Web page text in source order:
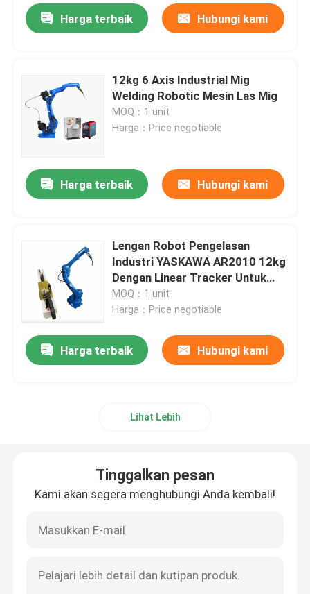
Rumah
Video
Tentang kami
Tur Pabrik
Berita
Harga terbaik Hubungi kami
12kg 6 Axis Industrial Mig
Welding Robotic Mesin Las Mig
MOQ：1 unit
Harga：Price negotiable
Harga terbaik Hubungi kami
Lengan Robot Pengelasan
Industri YASKAWA AR2010 12kg
Dengan Linear Tracker Untuk
ARC Welder
MOQ：1 unit
Harga：Price negotiable
Harga terbaik Hubungi kami
Lihat Lebih
Tinggalkan pesan
Kami akan segera menghubungi Anda kembali!